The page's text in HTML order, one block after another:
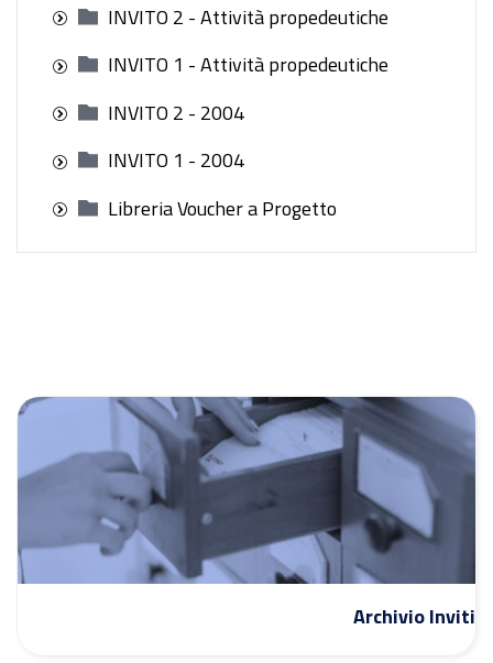
INVITO 2 - Attività propedeutiche
INVITO 1 - Attività propedeutiche
INVITO 2 - 2004
INVITO 1 - 2004
Libreria Voucher a Progetto
Archivio Inviti